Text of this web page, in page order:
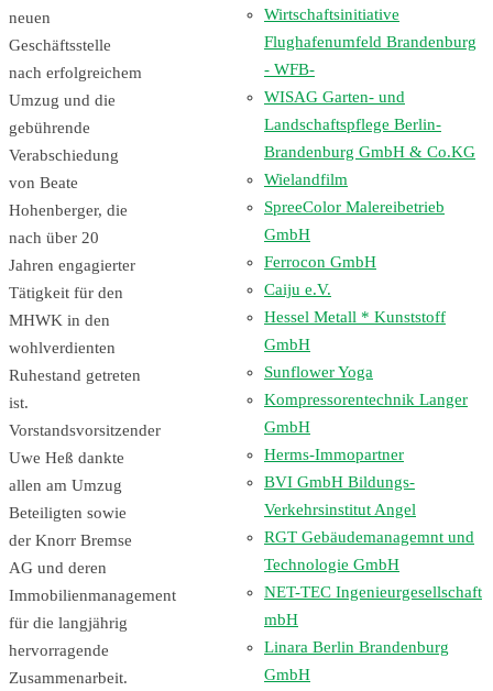
neuen
Geschäftsstelle
nach erfolgreichem
Umzug und die
gebührende
Verabschiedung
von Beate
Hohenberger, die
nach über 20
Jahren engagierter
Tätigkeit für den
MHWK in den
wohlverdienten
Ruhestand getreten
ist.
Vorstandsvorsitzender
Uwe Heß dankte
allen am Umzug
Beteiligten sowie
der Knorr Bremse
AG und deren
Immobilienmanagement
für die langjährig
hervorragende
Zusammenarbeit.
Wirtschaftsinitiative
Flughafenumfeld Brandenburg
- WFB-
WISAG Garten- und
Landschaftspflege Berlin-
Brandenburg GmbH & Co.KG
Wielandfilm
SpreeColor Malereibetrieb
GmbH
Ferrocon GmbH
Caiju e.V.
Hessel Metall * Kunststoff
GmbH
Sunflower Yoga
Kompressorentechnik Langer
GmbH
Herms-Immopartner
BVI GmbH Bildungs-
Verkehrsinstitut Angel
RGT Gebäudemanagemnt und
Technologie GmbH
NET-TEC Ingenieurgesellschaft
mbH
Linara Berlin Brandenburg
GmbH